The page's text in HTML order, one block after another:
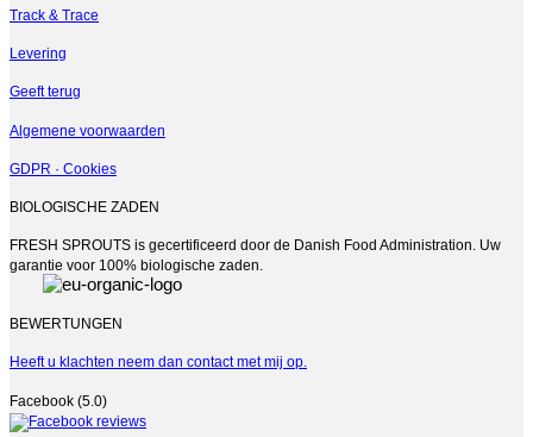
Track & Trace
Levering
Geeft terug
Algemene voorwaarden
GDPR · Cookies
BIOLOGISCHE ZADEN
FRESH SPROUTS is gecertificeerd door de Danish Food Administration. Uw
garantie voor 100% biologische zaden.
BEWERTUNGEN
Heeft u klachten neem dan contact met mij op.
Facebook (5.0)